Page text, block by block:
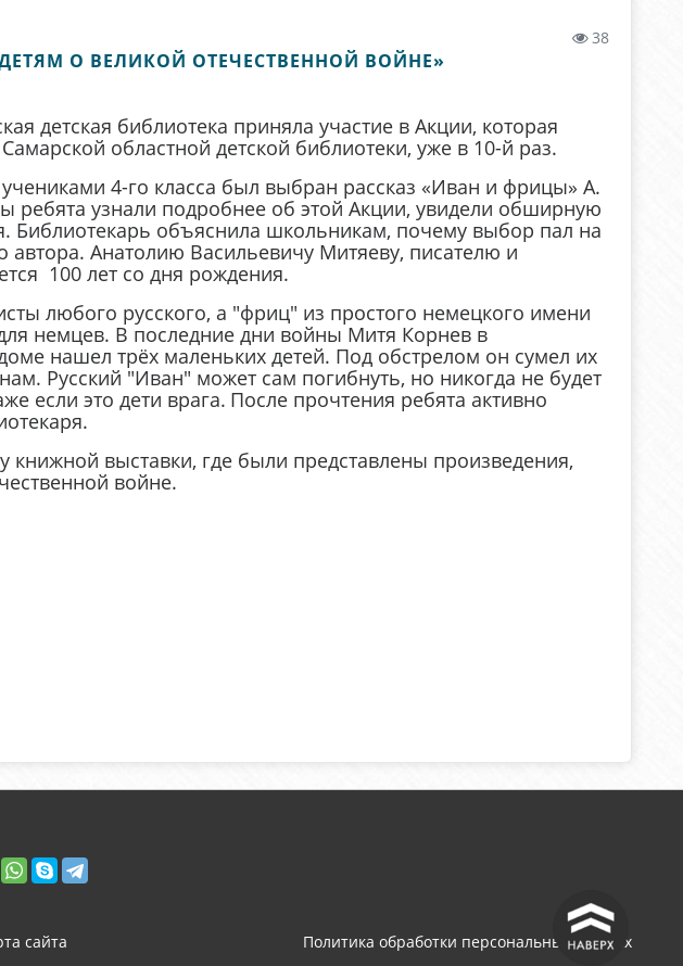
38
О ВЕЛИКОЙ ОТЕЧЕСТВЕННОЙ ВОЙНЕ»
детская библиотека приняла участие в Акции, которая
областной детской библиотеки, уже в 10-й раз.
4-го класса был выбран рассказ «Иван и фрицы» А.
ребята узнали подробнее об этой Акции, увидели обширную
Библиотекарь объяснила школьникам, почему выбор пал на
автора. Анатолию Васильевичу Митяеву, писателю и
100 лет со дня рождения.
любого русского, а "фриц" из простого немецкого имени
немцев. В последние дни войны Митя Корнев в
нашел трёх маленьких детей. Под обстрелом он сумел их
Русский "Иван" может сам погибнуть, но никогда не будет
если это дети врага. После прочтения ребята активно
книжной выставки, где были представлены произведения,
войне.
^
сайта Политика обработки персональных данных